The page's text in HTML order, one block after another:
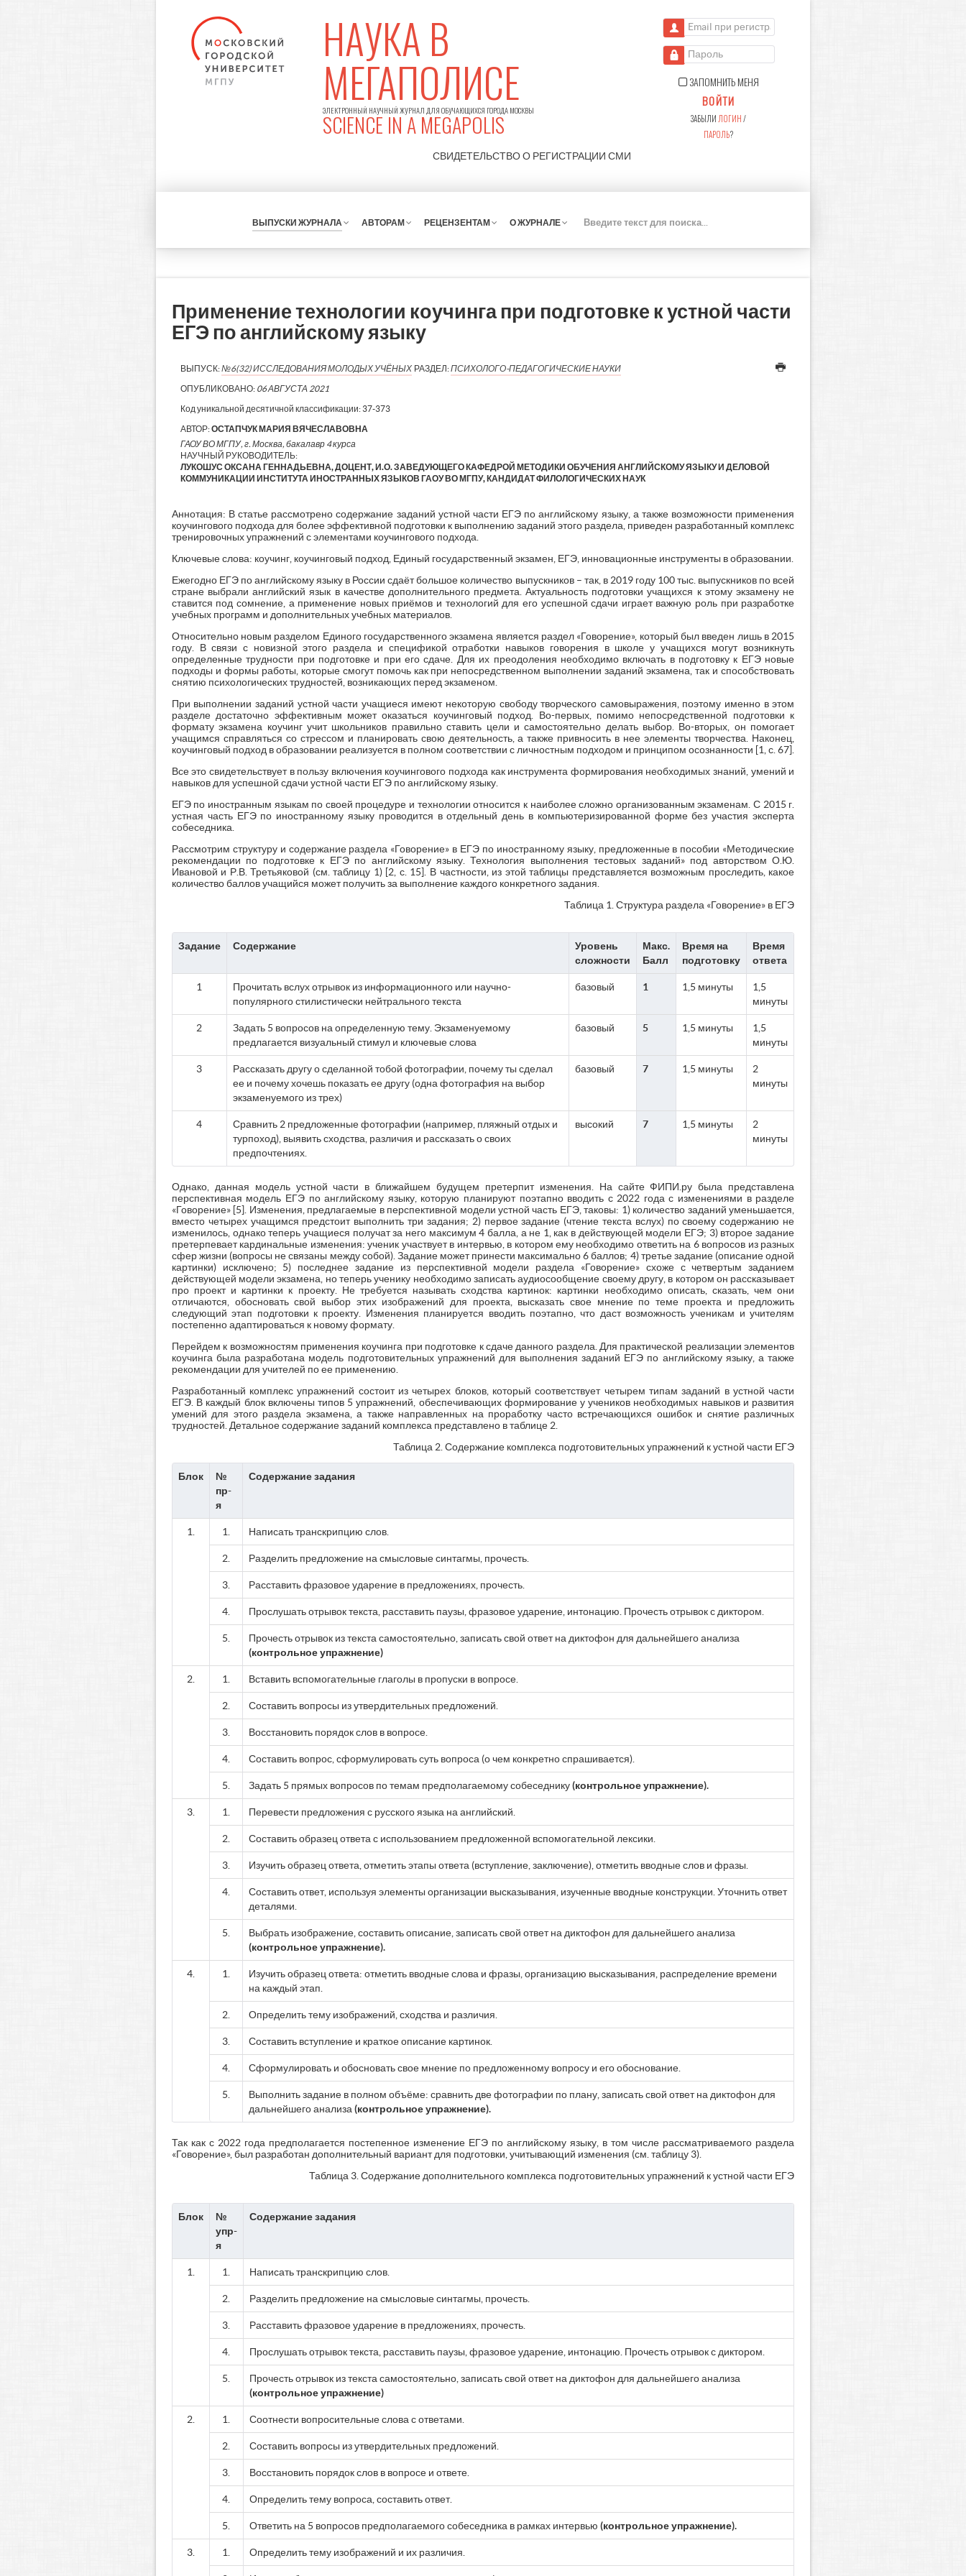
НАУКА В
МЕГАПОЛИСЕ
ЭЛЕКТРОННЫЙ НАУЧНЫЙ ЖУРНАЛ ДЛЯ ОБУЧАЮЩИХСЯ ГОРОДА МОСКВЫ
SCIENCE IN A MEGAPOLIS
СВИДЕТЕЛЬСТВО О РЕГИСТРАЦИИ СМИ
Email при регистрации
Пароль
ЗАПОМНИТЬ МЕНЯ
ВОЙТИ
ЗАБЫЛИ ЛОГИН/
ПАРОЛЬ?
ВЫПУСКИ ЖУРНАЛА АВТОРАМ РЕЦЕНЗЕНТАМ О ЖУРНАЛЕ
К
Применение технологии коучинга при подготовке к устной части
ЕГЭ по английскому языку
ВЫПУСК:№6(32) ИССЛЕДОВАНИЯ МОЛОДЫХ УЧЁНЫХ РАЗДЕЛ:ПСИХОЛОГО-ПЕДАГОГИЧЕСКИЕ НАУКИ
ОПУБЛИКОВАНО: 06 АВГУСТА 2021
Код уникальной десятичной классификации: 37-373
АВТОР:ОСТАПЧУК МАРИЯ ВЯЧЕСЛАВОВНА
ГАОУ ВО МГПУ, г. Москва, бакалавр 4 курса
НАУЧНЫЙ РУКОВОДИТЕЛЬ:
ЛУКОШУС ОКСАНА ГЕННАДЬЕВНА, ДОЦЕНТ, И.О. ЗАВЕДУЮЩЕГО КАФЕДРОЙ МЕТОДИКИ ОБУЧЕНИЯ АНГЛИЙСКОМУ ЯЗЫКУ И ДЕЛОВОЙ
КОММУНИКАЦИИ ИНСТИТУТА ИНОСТРАННЫХ ЯЗЫКОВ ГАОУ ВО МГПУ, КАНДИДАТ ФИЛОЛОГИЧЕСКИХ НАУК
Аннотация: В статье рассмотрено содержание заданий устной части ЕГЭ по английскому языку, а также возможности применения
коучингового подхода для более эффективной подготовки к выполнению заданий этого раздела, приведен разработанный комплекс
тренировочных упражнений с элементами коучингового подхода.
Ключевые слова: коучинг, коучинговый подход, Единый государственный экзамен, ЕГЭ, инновационные инструменты в образовании.
Ежегодно ЕГЭ по английскому языку в России сдаёт большое количество выпускников – так, в 2019 году 100 тыс. выпускников по всей
стране выбрали английский язык в качестве дополнительного предмета. Актуальность подготовки учащихся к этому экзамену не
ставится под сомнение, а применение новых приёмов и технологий для его успешной сдачи играет важную роль при разработке
учебных программ и дополнительных учебных материалов.
Относительно новым разделом Единого государственного экзамена является раздел «Говорение», который был введен лишь в 2015
году. В связи с новизной этого раздела и спецификой отработки навыков говорения в школе у учащихся могут возникнуть
определенные трудности при подготовке и при его сдаче. Для их преодоления необходимо включать в подготовку к ЕГЭ новые
подходы и формы работы, которые смогут помочь как при непосредственном выполнении заданий экзамена, так и способствовать
снятию психологических трудностей, возникающих перед экзаменом.
При выполнении заданий устной части учащиеся имеют некоторую свободу творческого самовыражения, поэтому именно в этом
разделе достаточно эффективным может оказаться коучинговый подход. Во-первых, помимо непосредственной подготовки к
формату экзамена коучинг учит школьников правильно ставить цели и самостоятельно делать выбор. Во-вторых, он помогает
учащимся справляться со стрессом и планировать свою деятельность, а также привносить в нее элементы творчества. Наконец,
коучинговый подход в образовании реализуется в полном соответствии с личностным подходом и принципом осознанности [1, с. 67].
Все это свидетельствует в пользу включения коучингового подхода как инструмента формирования необходимых знаний, умений и
навыков для успешной сдачи устной части ЕГЭ по английскому языку.
ЕГЭ по иностранным языкам по своей процедуре и технологии относится к наиболее сложно организованным экзаменам. С 2015 г.
устная часть ЕГЭ по иностранному языку проводится в отдельный день в компьютеризированной форме без участия эксперта
собеседника.
Рассмотрим структуру и содержание раздела «Говорение» в ЕГЭ по иностранному языку, предложенные в пособии «Методические
рекомендации по подготовке к ЕГЭ по английскому языку. Технология выполнения тестовых заданий» под авторством О.Ю.
Ивановой и Р.В. Третьяковой (см. таблицу 1) [2, с. 15]. В частности, из этой таблицы представляется возможным проследить, какое
количество баллов учащийся может получить за выполнение каждого конкретного задания.
Таблица 1. Структура раздела «Говорение» в ЕГЭ
Задание Содержание
Уровень
сложности
Макс.
Балл
Время на
подготовку
Время
ответа
1
Прочитать вслух отрывок из информационного или научно-
популярного стилистически нейтрального текста
базовый 1 1,5 минуты
1,5
минуты
2
Задать 5 вопросов на определенную тему. Экзаменуемому
предлагается визуальный стимул и ключевые слова
базовый 5 1,5 минуты
1,5
минуты
3
Рассказать другу о сделанной тобой фотографии, почему ты сделал
ее и почему хочешь показать ее другу (одна фотография на выбор
экзаменуемого из трех)
базовый 7 1,5 минуты
2
минуты
4
Сравнить 2 предложенные фотографии (например, пляжный отдых и
турпоход), выявить сходства, различия и рассказать о своих
предпочтениях.
высокий 7 1,5 минуты
2
минуты
Однако, данная модель устной части в ближайшем будущем претерпит изменения. На сайте ФИПИ.ру была представлена
перспективная модель ЕГЭ по английскому языку, которую планируют поэтапно вводить с 2022 года с изменениями в разделе
«Говорение» [5]. Изменения, предлагаемые в перспективной модели устной часть ЕГЭ, таковы: 1) количество заданий уменьшается,
вместо четырех учащимся предстоит выполнить три задания; 2) первое задание (чтение текста вслух) по своему содержанию не
изменилось, однако теперь учащиеся получат за него максимум 4 балла, а не 1, как в действующей модели ЕГЭ; 3) второе задание
претерпевает кардинальные изменения: ученик участвует в интервью, в котором ему необходимо ответить на 6 вопросов из разных
сфер жизни (вопросы не связаны между собой). Задание может принести максимально 6 баллов; 4) третье задание (описание одной
картинки) исключено; 5) последнее задание из перспективной модели раздела «Говорение» схоже с четвертым заданием
действующей модели экзамена, но теперь ученику необходимо записать аудиосообщение своему другу, в котором он рассказывает
про проект и картинки к проекту. Не требуется называть сходства картинок: картинки необходимо описать, сказать, чем они
отличаются, обосновать свой выбор этих изображений для проекта, высказать свое мнение по теме проекта и предложить
следующий этап подготовки к проекту. Изменения планируется вводить поэтапно, что даст возможность ученикам и учителям
постепенно адаптироваться к новому формату.
Перейдем к возможностям применения коучинга при подготовке к сдаче данного раздела. Для практической реализации элементов
коучинга была разработана модель подготовительных упражнений для выполнения заданий ЕГЭ по английскому языку, а также
рекомендации для учителей по ее применению.
Разработанный комплекс упражнений состоит из четырех блоков, который соответствует четырем типам заданий в устной части
ЕГЭ. В каждый блок включены типов 5 упражнений, обеспечивающих формирование у учеников необходимых навыков и развития
умений для этого раздела экзамена, а также направленных на проработку часто встречающихся ошибок и снятие различных
трудностей. Детальное содержание заданий комплекса представлено в таблице 2.
Таблица 2. Содержание комплекса подготовительных упражнений к устной части ЕГЭ
Блок
№
пр-
я
Содержание задания
1. 1. Написать транскрипцию слов.
2. Разделить предложение на смысловые синтагмы, прочесть.
3. Расставить фразовое ударение в предложениях, прочесть.
4. Прослушать отрывок текста, расставить паузы, фразовое ударение, интонацию. Прочесть отрывок с диктором.
5.
Прочесть отрывок из текста самостоятельно, записать свой ответ на диктофон для дальнейшего анализа
(контрольное упражнение)
2. 1. Вставить вспомогательные глаголы в пропуски в вопросе.
2. Составить вопросы из утвердительных предложений.
3. Восстановить порядок слов в вопросе.
4. Составить вопрос, сформулировать суть вопроса (о чем конкретно спрашивается).
5. Задать 5 прямых вопросов по темам предполагаемому собеседнику(контрольное упражнение).
3. 1. Перевести предложения с русского языка на английский.
2. Составить образец ответа с использованием предложенной вспомогательной лексики.
3. Изучить образец ответа, отметить этапы ответа (вступление, заключение), отметить вводные слов и фразы.
4.
Составить ответ, используя элементы организации высказывания, изученные вводные конструкции. Уточнить ответ
деталями.
5.
Выбрать изображение, составить описание, записать свой ответ на диктофон для дальнейшего анализа
(контрольное упражнение).
4. 1.
Изучить образец ответа: отметить вводные слова и фразы, организацию высказывания, распределение времени
на каждый этап.
2. Определить тему изображений, сходства и различия.
3. Составить вступление и краткое описание картинок.
4. Сформулировать и обосновать свое мнение по предложенному вопросу и его обоснование.
5.
Выполнить задание в полном объёме: сравнить две фотографии по плану, записать свой ответ на диктофон для
дальнейшего анализа (контрольное упражнение).
Так как с 2022 года предполагается постепенное изменение ЕГЭ по английскому языку, в том числе рассматриваемого раздела
«Говорение», был разработан дополнительный вариант для подготовки, учитывающий изменения (см. таблицу 3).
Таблица 3. Содержание дополнительного комплекса подготовительных упражнений к устной части ЕГЭ
Блок
№
упр-
я
Содержание задания
1. 1. Написать транскрипцию слов.
2. Разделить предложение на смысловые синтагмы, прочесть.
3. Расставить фразовое ударение в предложениях, прочесть.
4. Прослушать отрывок текста, расставить паузы, фразовое ударение, интонацию. Прочесть отрывок с диктором.
5.
Прочесть отрывок из текста самостоятельно, записать свой ответ на диктофон для дальнейшего анализа
(контрольное упражнение)
2. 1. Соотнести вопросительные слова с ответами.
2. Составить вопросы из утвердительных предложений.
3. Восстановить порядок слов в вопросе и ответе.
4. Определить тему вопроса, составить ответ.
5. Ответить на 5 вопросов предполагаемого собеседника в рамках интервью (контрольное упражнение).
3. 1. Определить тему изображений и их различия.